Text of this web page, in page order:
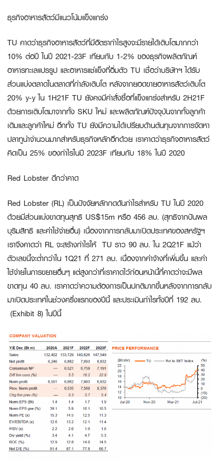
ธุรกิจอาหารสัตว์มีแนวโน้มแข็งแกร่ง
TU คาดว่าธุรกิจอาหารสัตว์ที่มีอัตรากำไรสูงจะมีรายได้เติบโตมากกว่า
10% ต่อปี ในปี 2021-23F เทียบกับ 1-2% ของธุรกิจผลิตภัณฑ์
อาหารทะเลแปรรูป และอาหารแช่แข็งที่อิ่มตัว TU เชื่อว่าบริษัทฯ ได้รับ
ส่วนแบ่งตลาดในตลาดที่กำลังเติบโต หลังจากยอดขายอาหารสัตว์เติบโต
20% y-y ใน 1H21F TU ยังคงมีคำสั่งซื้อที่แข็งแกร่งสำหรับ 2H21F
ด้วยการเติบโตมาจากทั้ง SKU ใหม่ และผลิตภัณฑ์ปัจจุบันจากทั้งลูกค้า
เดิมและลูกค้าใหม่ อีกทั้ง TU ยังมีความได้เปรียบด้านต้นทุนจากการจัดหา
ปลาทูน่าจำนวนมากสำหรับธุรกิจหลักอีกด้วย เราคาดว่าธุรกิจอาหารสัตว์
คิดเป็น 25% ของกำไรในปี 2023F เทียบกับ 18% ในปี 2020
Red Lobster ดีกว่าคาด
Red Lobster (RL) เป็นปัจจัยหลักกดดันกำไรสำหรับ TU ในปี 2020
ด้วยมีส่วนแบ่งขาดทุนสุทธิ US$15m หรือ 456 ลบ. (สุทธิจากปันผล
บุริมสิทธิ และค่าใช้จ่ายอื่น) เนื่องจากการกลับมาเปิดประเทศของสหรัฐฯ
เราจึงคาดว่า RL จะสร้างกำไรให้ TU ราว 90 ลบ. ใน 2Q21F แม้ว่า
ตัวเลขนี้จะต่ำกว่าใน 1Q21 ที่ 271 ลบ. เนื่องจากค่าจ้างที่เพิ่มขึ้น และค่า
ใช้จ่ายในการขยายอื่นๆ แต่สูงกว่าที่เราคาดไว้ก่อนหน้านี้ที่คาดว่าจะมีผล
ขาดทุน 40 ลบ. เราคาดว่าความต้องการเป็นปกติมากขึ้นหลังจากการกลับ
มาเปิดประเทศในช่วงครึ่งแรกของปีนี้ และประเมินกำไรทั้งปีที่ 192 ลบ.
(Exhibit 8) ในปีนี้